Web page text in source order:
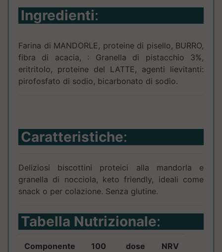
Ingredienti:
Farina di MANDORLE, proteine di pisello, BURRO,
fibra di acacia, : Granella di pistacchio 3%,
eritritolo, proteine del LATTE, agenti lievitanti:
pirofosfato di sodio, bicarbonato di sodio.
Caratteristiche:
Deliziosi biscottini proteici alla mandorla e
granella di nocciola, keto friendly, ideali come
snack o per colazione. Senza glutine.
Tabella Nutrizionale:
Componente
100
dose
NRV